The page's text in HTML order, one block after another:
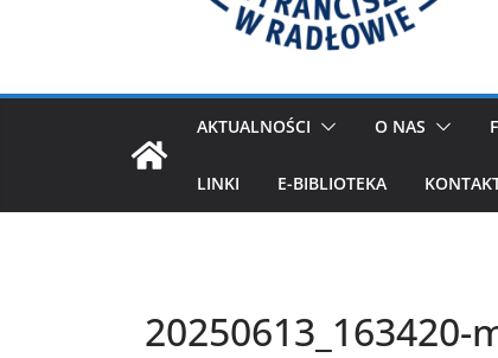
AKTUALNOŚCI O NAS
LINKI E-BIBLIOTEKA
20250613_163420-